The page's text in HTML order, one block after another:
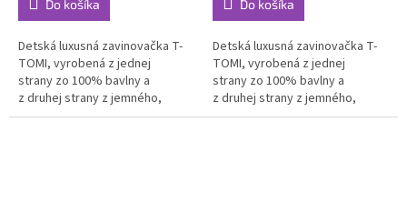
Do košíka
Detská luxusná zavinovačka T-
TOMI, vyrobená z jednej
strany zo 100% bavlny a
z druhej strany z jemného,
hrejivého a luxusného materiálu
Do košíka
Detská luxusná zavinovačka T-
TOMI, vyrobená z jednej
strany zo 100% bavlny a
z druhej strany z jemného,
hrejivého a luxusného materiálu